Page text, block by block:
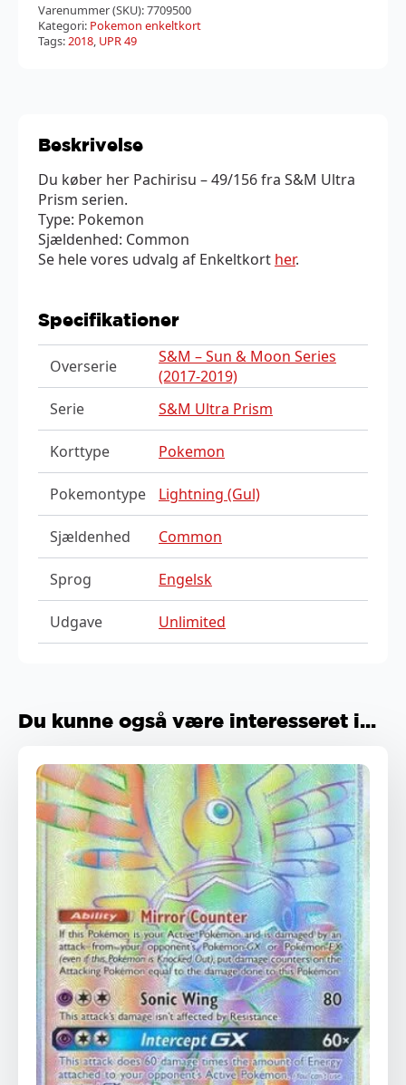
Varenummer (SKU):7709500
Kategori: Pokemon enkeltkort
Tags:2018, UPR 49
Beskrivelse
Du køber her Pachirisu – 49/156 fra S&M Ultra
Prism serien.
Type: Pokemon
Sjældenhed: Common
Se hele vores udvalg af Enkeltkort her.
Specifikationer
Overserie
S&M – Sun & Moon Series
(2017-2019)
Serie
S&M Ultra Prism
Korttype Pokemon
Pokemontype Lightning (Gul)
Sjældenhed Common
Sprog Engelsk
Udgave Unlimited
Du kunne også være interesseret i...